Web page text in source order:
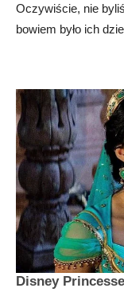
Oczywiście, nie
bowiem było ich